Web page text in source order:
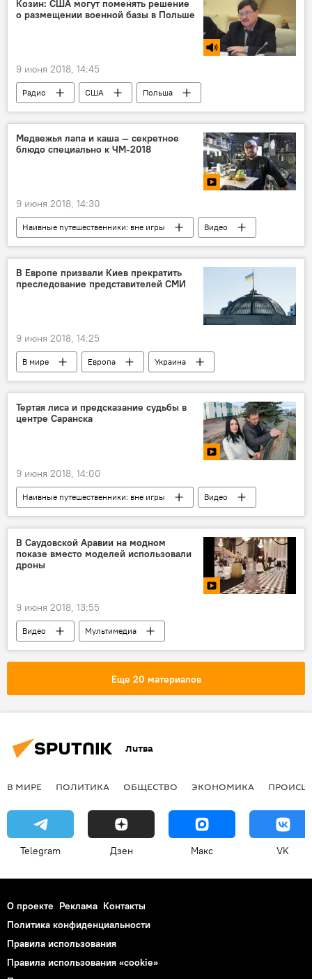
Козин: США могут поменять решение
о размещении военной базы в Польше
9 июня 2018, 14:45
Радио США Польша
Медвежья лапа и каша — секретное
блюдо специально к ЧМ-2018
9 июня 2018, 14:30
Наивные путешественники: вне игры Видео
В Европе призвали Киев прекратить
преследование представителей СМИ
9 июня 2018, 14:25
В мире Европа
Украина
Европейская федерация журналистов
Тертая лиса и предсказание судьбы в
центре Саранска
9 июня 2018, 14:00
Наивные путешественники: вне игры Видео
В Саудовской Аравии на модном
показе вместо моделей использовали
дроны
9 июня 2018, 13:55
Видео
Мультимедиа
Саудовская Аравия
Еще 20 материалов
Литва
В МИРЕ ПОЛИТИКА ОБЩЕСТВО ЭКОНОМИКА
Telegram Дзен Макс VK
О проекте Реклама Контакты
Политика конфиденциальности
Правила использования
Правила использования «cookie»